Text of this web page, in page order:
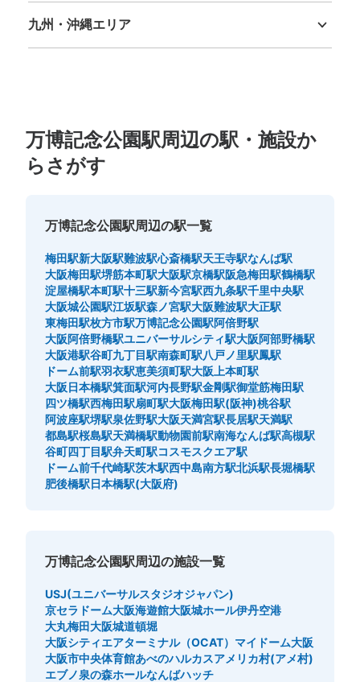
九州・沖縄エリア
万博記念公園駅周辺の駅・施設か
らさがす
万博記念公園駅周辺の駅一覧
梅田駅新大阪駅難波駅心斎橋駅天王寺駅なんば駅
大阪梅田駅堺筋本町駅大阪駅京橋駅阪急梅田駅鶴橋駅
淀屋橋駅本町駅十三駅新今宮駅西九条駅千里中央駅
大阪城公園駅江坂駅森ノ宮駅大阪難波駅大正駅
東梅田駅枚方市駅万博記念公園駅阿倍野駅
大阪阿倍野橋駅ユニバーサルシティ駅大阪阿部野橋駅
大阪港駅谷町九丁目駅南森町駅八戸ノ里駅鳳駅
ドーム前駅羽衣駅恵美須町駅大阪上本町駅
大阪日本橋駅箕面駅河内長野駅金剛駅御堂筋梅田駅
四ツ橋駅西梅田駅扇町駅大阪梅田駅(阪神)桃谷駅
阿波座駅堺駅泉佐野駅大阪天満宮駅長居駅天満駅
都島駅桜島駅天満橋駅動物園前駅南海なんば駅高槻駅
谷町四丁目駅弁天町駅コスモスクエア駅
ドーム前千代崎駅茨木駅西中島南方駅北浜駅長堀橋駅
肥後橋駅日本橋駅(大阪府)
万博記念公園駅周辺の施設一覧
USJ(ユニバーサルスタジオジャパン)
京セラドーム大阪海遊館大阪城ホール伊丹空港
大丸梅田大阪城道頓堀
大阪シティエアターミナル（OCAT） マイドーム大阪
大阪市中央体育館あべのハルカスアメリカ村(アメ村)
エブノ泉の森ホールなんばハッチ